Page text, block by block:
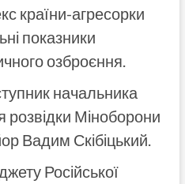
країни-агресорки
показники
озброєння.
начальника
розвідки Міноборони
Вадим Скібіцький.
Російської